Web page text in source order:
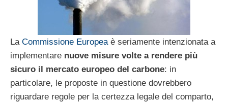
La Commissione Europeaè seriamente intenzionata a
implementare nuove misure volte a rendere più
sicuro il mercato europeo del carbone: in
particolare, le proposte in questione dovrebbero
riguardare regole per la certezza legale del comparto,